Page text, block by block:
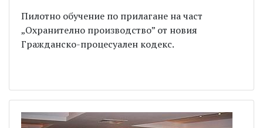
Пилотно обучение по прилагане на част
„Охранително производство” от новия
Гражданско-процесуален кодекс.